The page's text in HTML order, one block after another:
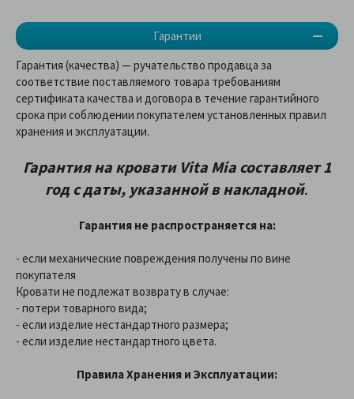
Гарантии
Гарантия (качества) — ручательство продавца за
соответствие поставляемого товара требованиям
сертификата качества и договора в течение гарантийного
срока при соблюдении покупателем установленных правил
хранения и эксплуатации.
Гарантия на кровати Vita Mia составляет 1
год с даты, указанной в накладной.
Гарантия не распространяется на:
- если механические повреждения получены по вине
покупателя
Кровати не подлежат возврату в случае:
- потери товарного вида;
- если изделие нестандартного размера;
- если изделие нестандартного цвета.
Правила Хранения и Эксплуатации: